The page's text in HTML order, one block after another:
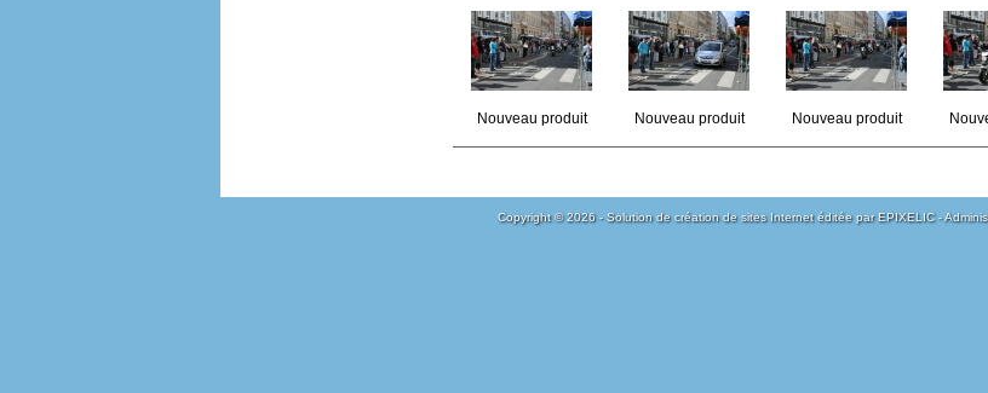
Nouveau produit Nouveau produit Nouveau produit
Copyright © 2026 - Solution de création de sites Internet éditée parEPIXELIC-